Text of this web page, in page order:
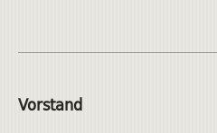
Vorstand